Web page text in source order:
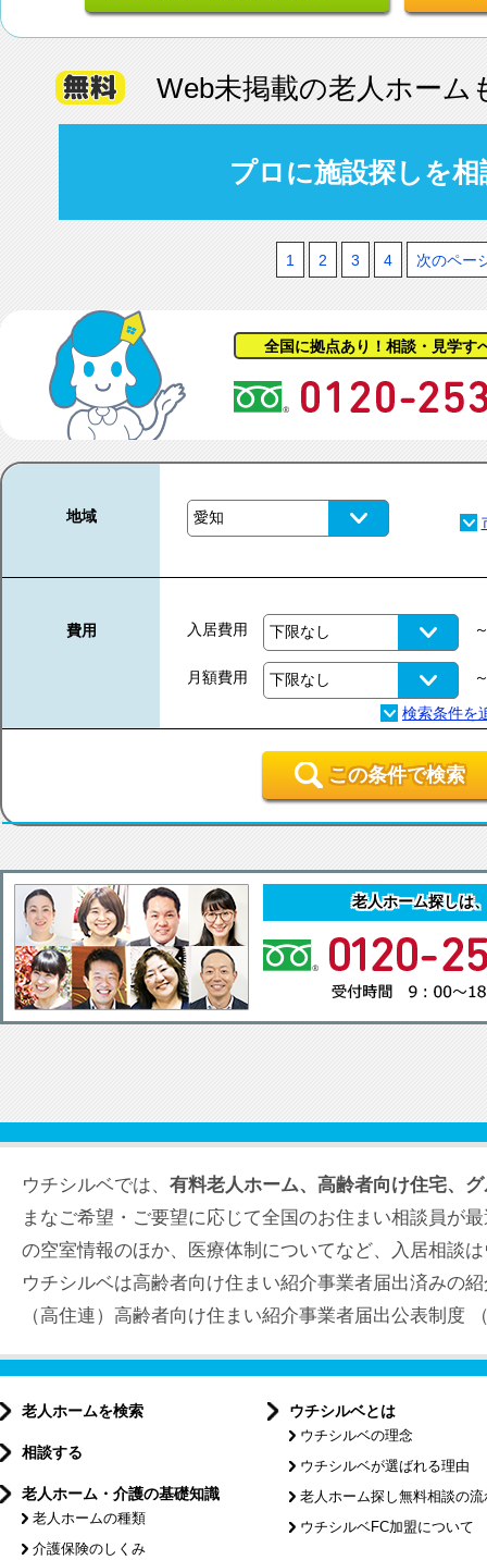
Web未掲載の老人ホーム
プロに施設探しを
1 2 3 4 次のペー
全国に拠点あり！相談・見学す
地域
費用 入居費用
月額費用
この条件で検索
老人ホーム探しは
ウチシルベでは、 有料老人ホーム、高齢者向け住宅、
まなご希望・ご要望に応じて全国のお住まい相談員が
の空室情報のほか、医療体制についてなど、入居相談
ウチシルベは高齢者向け住まい紹介事業者届出済みの
（高住連）高齢者向け住まい紹介事業者届出公表制度
老人ホームを検索
相談する
老人ホーム・介護の基礎知識
老人ホームの種類
介護保険のしくみ
ウチシルベとは
ウチシルベの理念
ウチシルベが選ばれる理由
老人ホーム探し無料相談の流
ウチシルベFC加盟について